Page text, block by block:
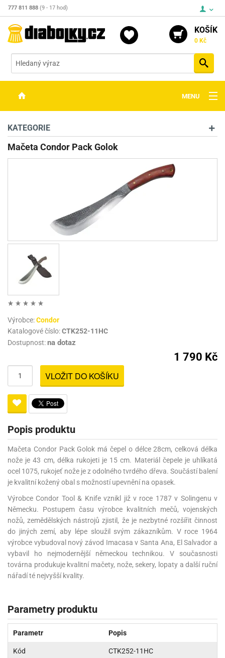
777 811 888 (9 - 17 hod)
KOŠÍK
0 Kč
MENU
OPTIKA
STŘELIVO
KONTAKTY
KATEGORIE
Mačeta Condor Pack Golok
Výrobce:Condor
Katalogové číslo:CTK252-11HC
Dostupnost:na dotaz
1 790 Kč
VLOŽIT DO KOŠÍKU
Popis produktu
Mačeta Condor Pack Golok má čepel o délce 28cm, celková délka
nože je 43 cm, délka rukojeti je 15 cm. Materiál čepele je uhlíkatá
ocel 1075, rukojeť nože je z odolného tvrdého dřeva. Součástí balení
je kvalitní kožený obal s možností upevnění na opasek.
Výrobce Condor Tool & Knife vznikl již v roce 1787 v Solingenu v
Německu. Postupem času výrobce kvalitních mečů, vojenských
nožů, zemědělských nástrojů zjistil, že je nezbytné rozšířit činnost
do jiných zemí, aby lépe sloužil svým zákazníkům. V roce 1964
výrobce vybudoval nový závod Imacasa v Santa Ana, El Salvador a
vybavil ho nejmodernější německou technikou. V současnosti
továrna produkuje kvalitní mačety, nože, sekery, lopaty a další ruční
nářadí té nejvyšší kvality.
Parametry produktu
Parametr Popis
Kód CTK252-11HC